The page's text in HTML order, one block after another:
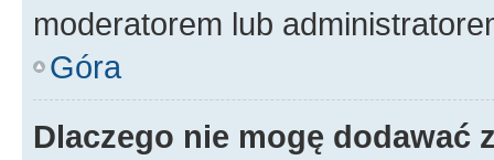
moderatorem lub
Góra
Dlaczego nie mogę dodawać